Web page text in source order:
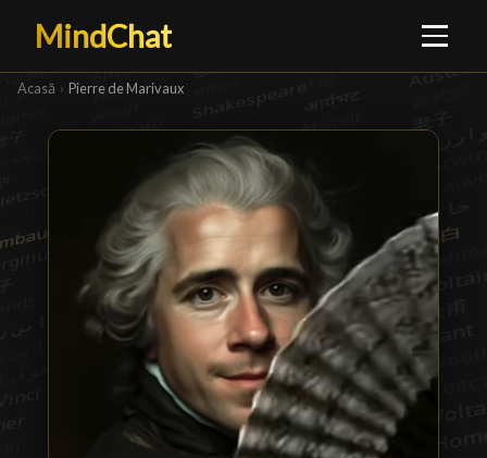
MindChat
Acasă › Pierre de Marivaux